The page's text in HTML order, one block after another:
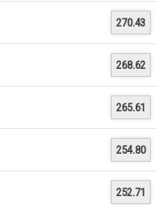
270.43
268.62
265.61
254.80
252.71